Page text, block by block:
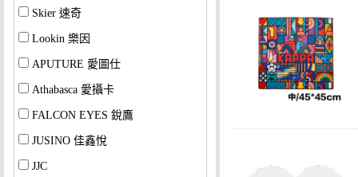
Skier 速奇
Lookin 樂因
APUTURE 愛圖仕
Athabasca 愛攝卡
FALCON EYES 銳鷹
JUSINO 佳鑫悅
JJC